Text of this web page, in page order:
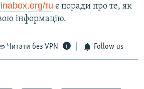
ru є поради про те, як
інформацію.
Читати без VPN Follow us